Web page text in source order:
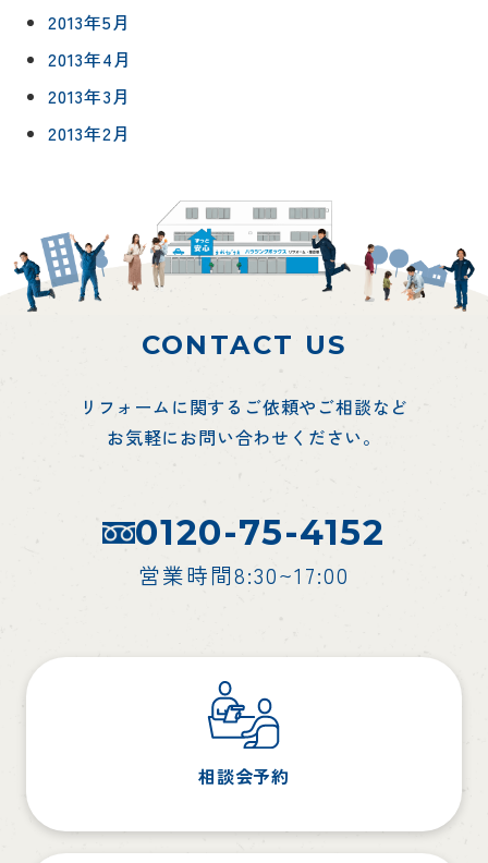
2013年5月
2013年4月
2013年3月
2013年2月
CONTACT US
リフォームに関するご依頼やご相談など
お気軽にお問い合わせください。
0120-75-4152
営業時間8:30~17:00
相談会予約